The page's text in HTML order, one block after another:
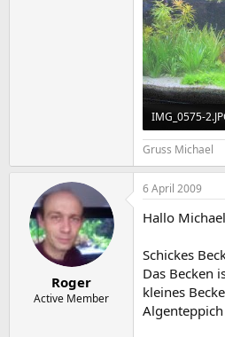
IMG_0575-
74 KB ·
Gruss Michael
Roger
Active Member
6 April 2009
Hallo
Schickes
Das Becken
kleines
Algenteppich